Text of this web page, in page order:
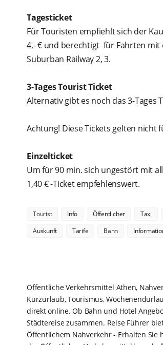
Tagesticket
Für Touristen empfiehlt sich der
4,- € und berechtigt für Fahrten mit
Suburban Railway 2, 3.
3-Tages Tourist Ticket
Alternativ gibt es noch das 3-Tages
Achtung! Diese Tickets gelten nicht
Einzelticket
Um für 90 min. sich ungestört mit
1,40 € -Ticket empfehlenswert.
Tourist Info Öffentlicher Taxi
Auskunft
Tarife Bahn
Öffentliche Verkehrsmittel Athen,
Kurzurlaub, Tourismus,
direkt online. Ob Bahn und Hotel
Städtereise zusammen. Reise Führer
Öffentlichem Nahverkehr - Erhalten